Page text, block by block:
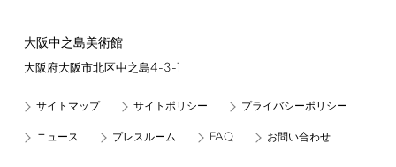
大阪中之島美術館
大阪府大阪市北区中之島4-3-1
サイトマップ サイトポリシー プライバシーポリシー
ニュース プレスルーム FAQ お問い合わせ